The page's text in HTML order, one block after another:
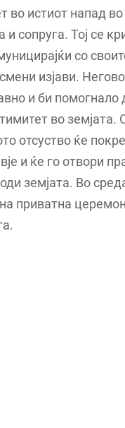
во истиот напад во
и сопруга. Тој се
со
изјави.
и би помогнало
во земјата.
отсуство ќе
и ќе го отвори
земјата. Во
приватна